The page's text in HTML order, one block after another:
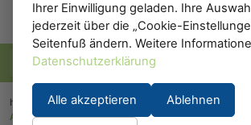
h0.eu Modelleisenbahn / Waggons /
A.C.M.E. 55060: ACME 55060
Ihrer Einwilligung geladen. Ihre
jederzeit über die „Cookie-
Seitenfuß ändern. Weitere
Datenschutzerklärung
Alle akzeptieren Ablehnen